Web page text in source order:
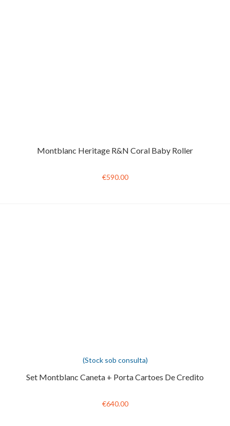
Montblanc Heritage R&N Coral Baby Roller
€590.00
(Stock sob consulta)
Set Montblanc Caneta + Porta Cartoes De Credito
€640.00